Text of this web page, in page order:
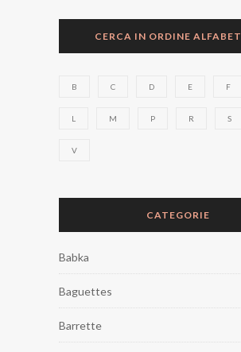
CERCA IN ORDINE
B C D E F
L M P R S
V
CATEGORIE
Babka
Baguettes
Barrette